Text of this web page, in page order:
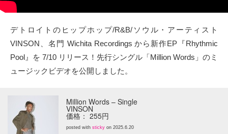
クト
Twitter
instagram
デトロイトのヒップホップ/R&B/ソウル・アーティスト
VINSON、名門 Wichita Recordings から新作EP『Rhythmic
Pool』を 7/10 リリース！先行シングル「Million Words」のミ
ュージックビデオを公開しました。
Million Words – Single
VINSON
価格： 255円
posted with sticky on 2025.6.20